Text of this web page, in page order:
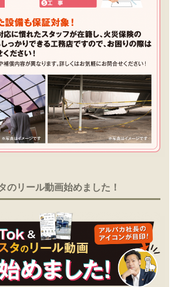
のリール動画始めました！